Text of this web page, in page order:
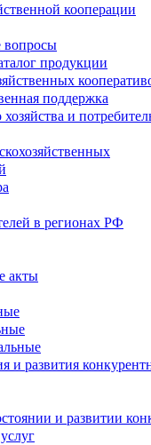
кооперации
продукции
поддержка
и
в регионах РФ
акты
и развития
и развитии